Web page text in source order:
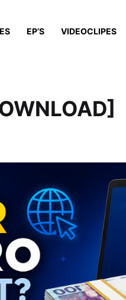
EP’S VIDEOCLIPES